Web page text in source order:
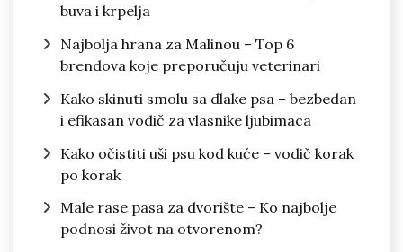
buva i krpelja
Najbolja hrana za Malinou – Top 6
brendova koje preporučuju veterinari
Kako skinuti smolu sa dlake psa – bezbedan
i efikasan vodič za vlasnike ljubimaca
Kako očistiti uši psu kod kuće – vodič korak
po korak
Male rase pasa za dvorište – Ko najbolje
podnosi život na otvorenom?